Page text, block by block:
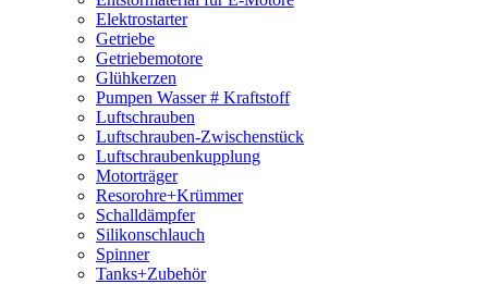
Elektrostarter
Getriebe
Getriebemotore
Glühkerzen
Pumpen Wasser # Kraftstoff
Luftschrauben
Luftschrauben-Zwischenstück
Luftschraubenkupplung
Motorträger
Resorohre+Krümmer
Schalldämpfer
Silikonschlauch
Spinner
Tanks+Zubehör